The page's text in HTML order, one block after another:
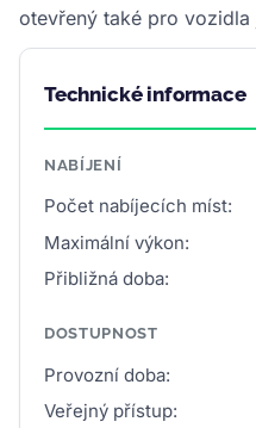
otevřený také pro vozidla
Technické informace
NABÍJENÍ
Počet nabíjecích míst:
Maximální výkon:
Přibližná doba:
DOSTUPNOST
Provozní doba:
Veřejný přístup: